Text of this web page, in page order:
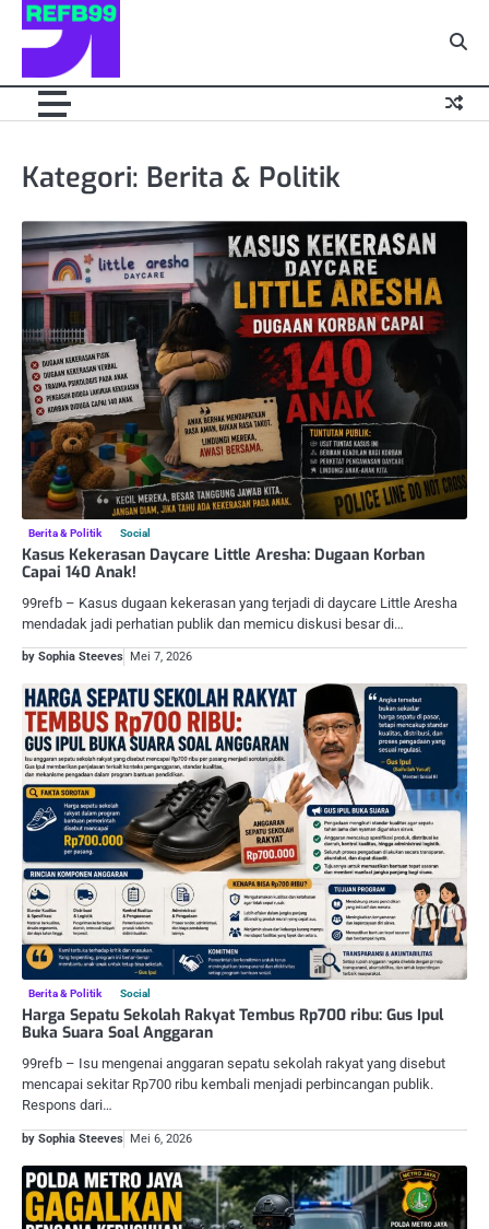
Skip
Kategori: Berita & Politik
Berita & Politik Social
Kasus Kekerasan Daycare Little Aresha: Dugaan Korban
Capai 140 Anak!
99refb – Kasus dugaan kekerasan yang terjadi di daycare Little Aresha
mendadak jadi perhatian publik dan memicu diskusi besar di…
by Sophia Steeves Mei 7, 2026
Berita & Politik Social
Harga Sepatu Sekolah Rakyat Tembus Rp700 ribu: Gus Ipul
Buka Suara Soal Anggaran
99refb – Isu mengenai anggaran sepatu sekolah rakyat yang disebut
mencapai sekitar Rp700 ribu kembali menjadi perbincangan publik.
Respons dari…
by Sophia Steeves Mei 6, 2026